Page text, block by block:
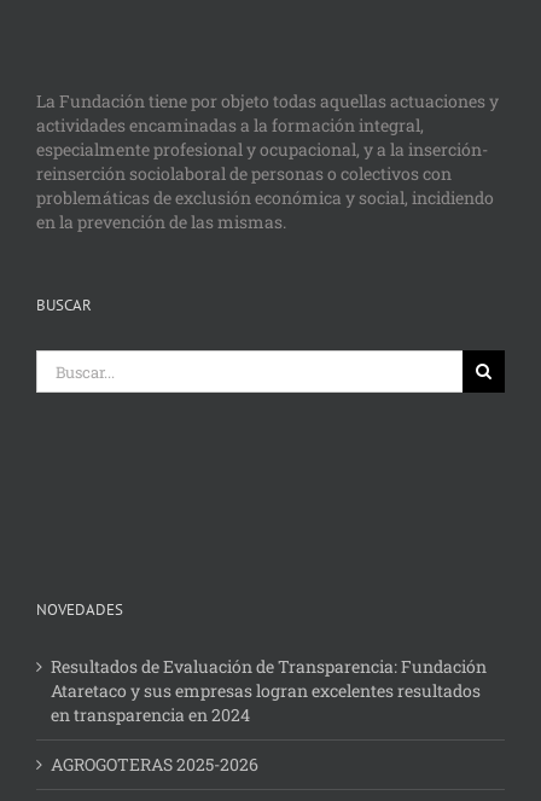
La Fundación tiene por objeto todas aquellas actuaciones y
actividades encaminadas a la formación integral,
especialmente profesional y ocupacional, y a la inserción-
reinserción sociolaboral de personas o colectivos con
problemáticas de exclusión económica y social, incidiendo
en la prevención de las mismas.
BUSCAR
NOVEDADES
Resultados de Evaluación de Transparencia: Fundación
Ataretaco y sus empresas logran excelentes resultados
en transparencia en 2024
AGROGOTERAS 2025-2026